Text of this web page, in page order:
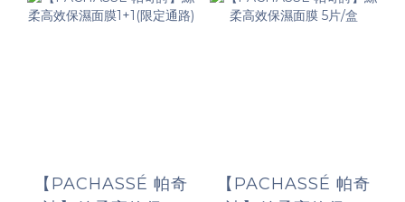
【PACHASSÉ 帕奇
【PACHASSÉ 帕奇